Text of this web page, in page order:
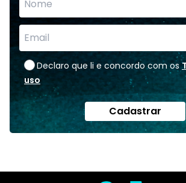
Declaro que li e concordo com os
uso
Cadastrar